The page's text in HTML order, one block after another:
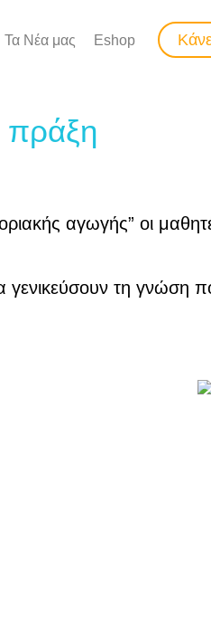
Τα Νέα μας Eshop
πράξη
αγωγής” οι
τη γνώση